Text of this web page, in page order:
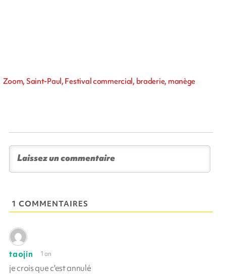
Zoom, Saint-Paul, Festival commercial, braderie, manège
1 COMMENTAIRES
taojin 1 an
je crois que c'est annulé